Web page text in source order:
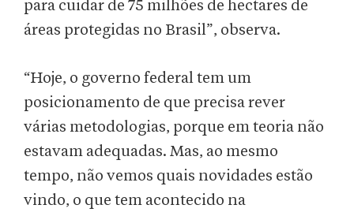
para cuidar de 75 milhões de hectares de
áreas protegidas no Brasil”, observa.
“Hoje, o governo federal tem um
posicionamento de que precisa rever
várias metodologias, porque em teoria não
estavam adequadas. Mas, ao mesmo
tempo, não vemos quais novidades estão
vindo, o que tem acontecido na